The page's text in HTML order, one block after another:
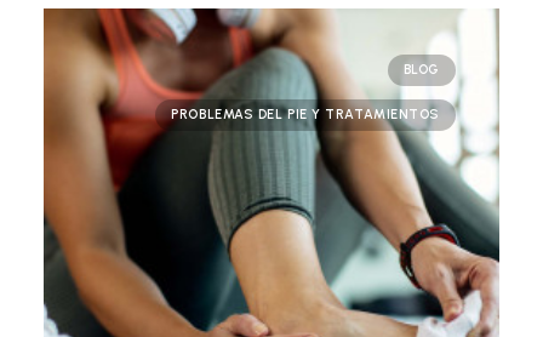
BLOG
PROBLEMAS DEL PIE Y TRATAMIENTOS